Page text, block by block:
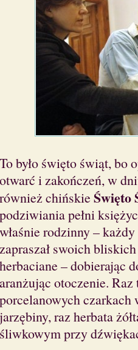
To było święto świąt, bo
otwarć i zakończeń, w
również chińskieŚwięto
podziwiania pełni
właśnie rodzinny –
zapraszał swoich
herbaciane – dobierając
aranżując otoczenie. Raz
porcelanowych
jarzębiny, raz herbata
śliwkowym przy